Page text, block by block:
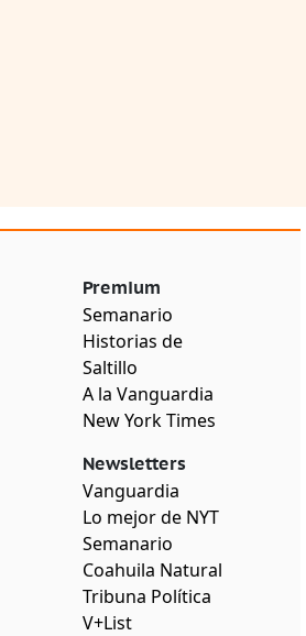
Premium
Semanario
Historias de
Saltillo
A la Vanguardia
New York Times
Newsletters
Vanguardia
Lo mejor de NYT
Semanario
Coahuila Natural
Tribuna Política
V+List